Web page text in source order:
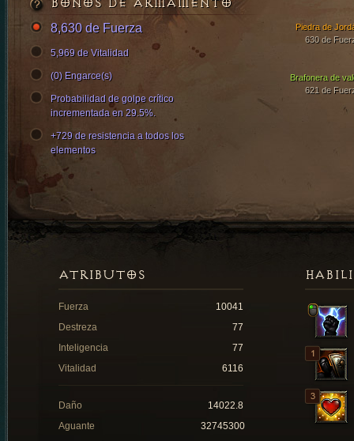
Brafonera de
621 de
Piedra de
630 de
BONOS DE ARMAMENTO
8,630 de Fuerza
5,969 de Vitalidad
(0) Engarce(s)
Probabilidad de golpe crítico
incrementada en 29.5%.
+729 de resistencia a todos los
elementos
ATRIBUTOS
Fuerza
10041
Destreza
77
Inteligencia
77
Vitalidad
6116
Daño
14022.8
Aguante
32745300